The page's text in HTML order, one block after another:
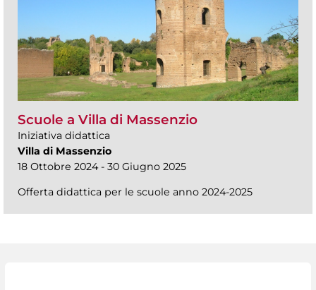
Scuole a Villa di Massenzio
Iniziativa didattica
Villa di Massenzio
18 Ottobre 2024 - 30 Giugno 2025
Offerta didattica per le scuole anno 2024-2025